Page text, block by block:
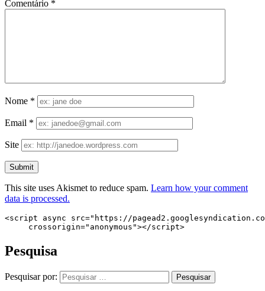
Comentário *
Nome *
Email *
Site
This site uses Akismet to reduce spam. Learn how your comment
data is processed.
<script async src="https://
     crossorigin="anonymous"></script>
Pesquisa
Pesquisar por: